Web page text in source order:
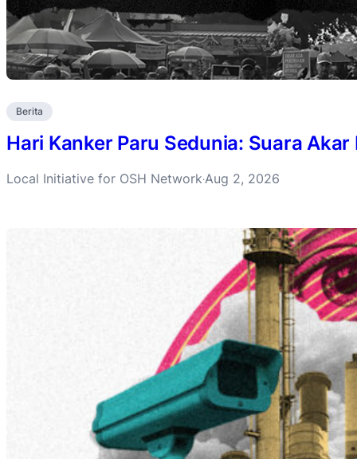
Berita
Hari Kanker Paru Sedunia: Suara
Local Initiative for OSH Network·Aug 2, 2026